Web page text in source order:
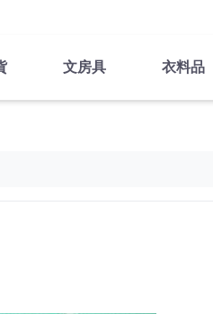
文房具 衣料品